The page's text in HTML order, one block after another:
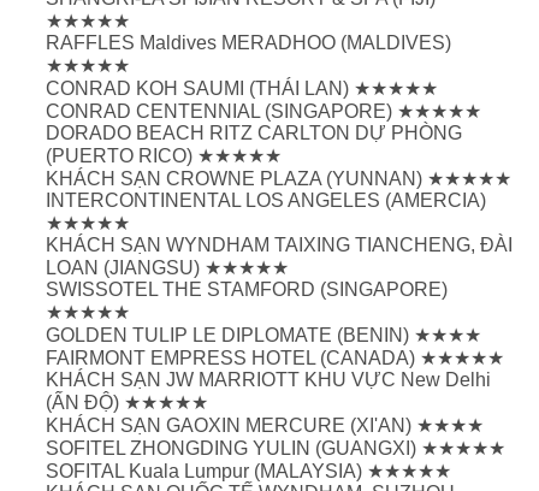
★★★★★
RAFFLES Maldives MERADHOO (MALDIVES)
★★★★★
CONRAD KOH SAUMI (THÁI LAN) ★★★★★
CONRAD CENTENNIAL (SINGAPORE) ★★★★★
DORADO BEACH RITZ CARLTON DỰ PHÒNG
(PUERTO RICO) ★★★★★
KHÁCH SẠN CROWNE PLAZA (YUNNAN) ★★★★★
INTERCONTINENTAL LOS ANGELES (AMERCIA)
★★★★★
KHÁCH SẠN WYNDHAM TAIXING TIANCHENG, ĐÀI
LOAN (JIANGSU) ★★★★★
SWISSOTEL THE STAMFORD (SINGAPORE)
★★★★★
GOLDEN TULIP LE DIPLOMATE (BENIN) ★★★★
FAIRMONT EMPRESS HOTEL (CANADA) ★★★★★
KHÁCH SẠN JW MARRIOTT KHU VỰC New Delhi
(ẤN ĐỘ) ★★★★★
KHÁCH SẠN GAOXIN MERCURE (XI'AN) ★★★★
SOFITEL ZHONGDING YULIN (GUANGXI) ★★★★★
SOFITAL Kuala Lumpur (MALAYSIA) ★★★★★